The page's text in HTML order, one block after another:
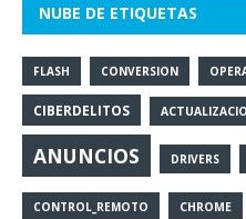
NUBE DE ETIQUETAS
FLASH CONVERSION
CIBERDELITOS
ANUNCIOS DRIVERS
CONTROL_REMOTO CHROME